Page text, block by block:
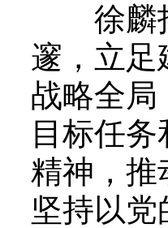
徐麟指
邃，立足
战略全局
目标任
精神，推
坚持以